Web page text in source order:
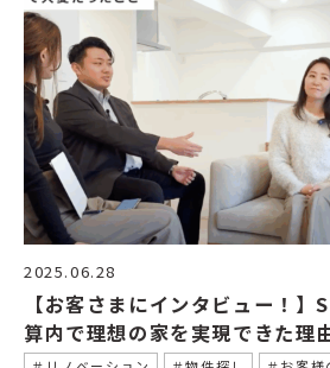
2025.06.28
【お客さまにインタビュー！
算内で理想の家を実現できた理